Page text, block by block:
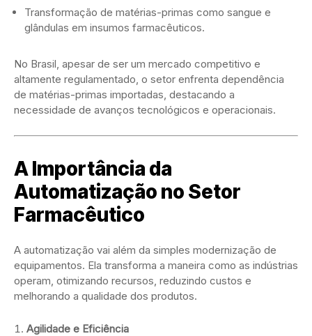
Transformação de matérias-primas como sangue e
glândulas em insumos farmacêuticos.
No Brasil, apesar de ser um mercado competitivo e
altamente regulamentado, o setor enfrenta dependência
de matérias-primas importadas, destacando a
necessidade de avanços tecnológicos e operacionais.
A Importância da
Automatização no Setor
Farmacêutico
A automatização vai além da simples modernização de
equipamentos. Ela transforma a maneira como as indústrias
operam, otimizando recursos, reduzindo custos e
melhorando a qualidade dos produtos.
Agilidade e Eficiência